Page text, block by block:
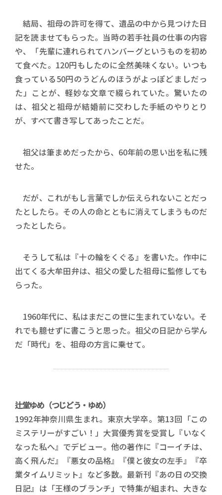
結局、祖母の許可を得て、遺品の中から見つけた日
記を読ませてもらった。当時の若手社員の仕事の内容
や、「先輩に連れられてハンバーグというものを初め
て食べた。120円もしたのに全然美味くない。いつも
食っている50円のうどんのほうがよっぽどましだっ
た」ことが、軽妙な文章で綴られていた。驚いたの
は、祖父と祖母が結婚前に交わした手紙のやりとり
が、すべて書き写してあったことだ。
祖父は筆まめだったから、60年前の思い出を私に残
せた。
だが、これがもし言葉でしか伝えられないことだっ
たとしたら。その人の命とともに消えてしまうものだ
ったとしたら。
そうして私は『十の輪をくぐる』を書いた。作中に
出てくる大牟田弁は、祖父の愛した祖母に監修しても
らった。
1960年代に、私はまだこの世に生まれていない。そ
れでも臆せずに書こうと思った。祖父の日記から学ん
だ「時代」を、祖母の方言に乗せて。
辻堂ゆめ（つじどう・ゆめ）
1992年神奈川県生まれ。東京大学卒。第13回「この
ミステリーがすごい！」大賞優秀賞を受賞し『いなく
なった私へ』でデビュー。他の著作に『コーイチは、
高く飛んだ』『悪女の品格』『僕と彼女の左手』『卒
業タイムリミット』など多数。最新刊『あの日の交換
日記』は「王様のブランチ」で特集が組まれ、大きな